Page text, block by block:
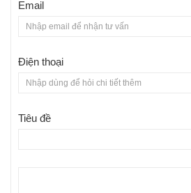
Email
Điện thoại
Tiêu đề